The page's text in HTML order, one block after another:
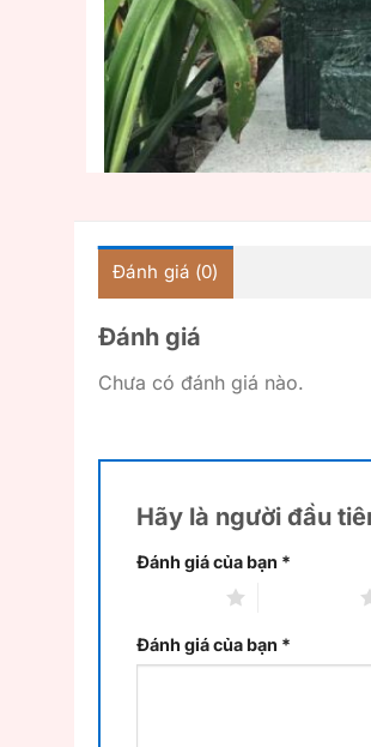
Đánh giá (0)
Đánh giá
Chưa có đánh giá nào.
Hãy là người đầu
Đánh giá của bạn *
Đánh giá của bạn *